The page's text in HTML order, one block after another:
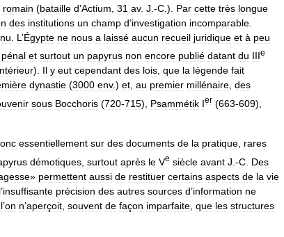
romain (bataille d’Actium 31 av. J .-C .). Par cette très longue
des institutions un champ d’investigation incomparable
L ’Égypte ne nous a laissé aucun recueil juridique et à peu
pénal et surtout un papyrus non encore publié datant du IIIe
). Il y eut cependant des lois, que la légende fait
dynastie (3000 env.) et, au premier millénaire, des
sous Bocchoris (720-715), Psammétik Ier (663-609),
essentiellement sur des documents de la pratique rares
démotiques surtout après le Ve siècle avant J .-C Des
» permettent aussi de restituer certains aspects de la vie
l’insuffisante précision des autres sources d’information ne
l’on n’aperçoit souvent de façon imparfaite que les structures